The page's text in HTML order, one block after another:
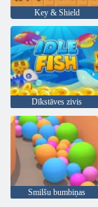
Key & Shield
Dīkstāves zivis
Smilšu bumbiņas